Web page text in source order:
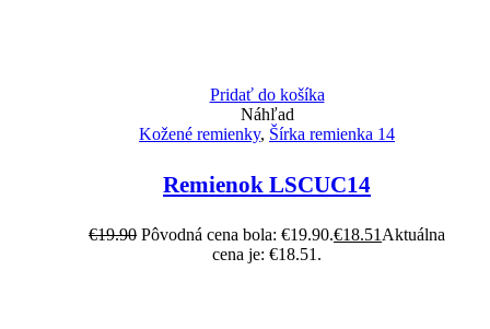
Pridať do košíka
Náhľad
Kožené remienky, Šírka remienka 14
Remienok LSCUC14
€19.90 Pôvodná cena bola: €19.90.€18.51 Aktuálna
cena je: €18.51.